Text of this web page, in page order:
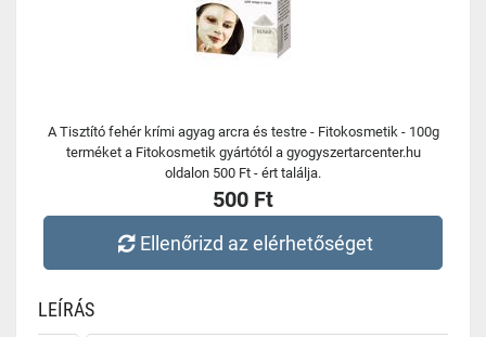
A Tisztító fehér krími agyag arcra és testre - Fitokosmetik - 100g
terméket a Fitokosmetik gyártótól a gyogyszertarcenter.hu
oldalon 500 Ft - ért találja.
500 Ft
Ellenőrizd az elérhetőséget
LEÍRÁS